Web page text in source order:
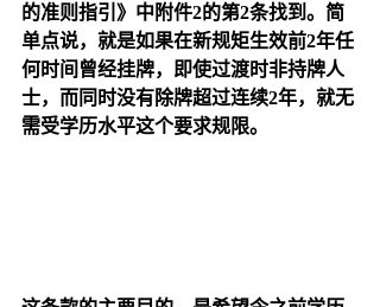
的准则指引》中附件2的第2条找到。简
单点说，就是如果在新规矩生效前2年任
何时间曾经挂牌，即使过渡时非持牌人
士，而同时没有除牌超过连续2年，就无
需受学历水平这个要求规限。